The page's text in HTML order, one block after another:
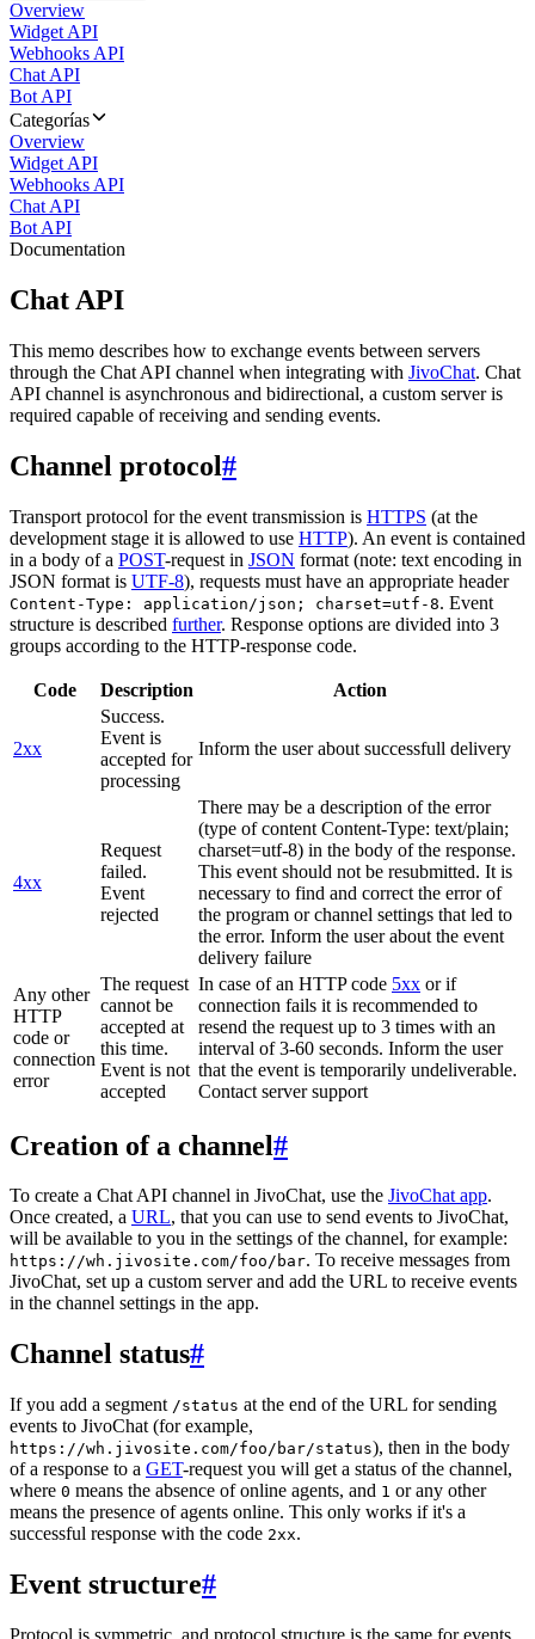
Overview
Widget API
Webhooks API
Chat API
Bot API
Categorías
Overview
Widget API
Webhooks API
Chat API
Bot API
Documentation
Chat API
This memo describes how to exchange events between servers
through the Chat API channel when integrating with JivoChat. Chat
API channel is asynchronous and bidirectional, a custom server is
required capable of receiving and sending events.
Channel protocol#
Transport protocol for the event transmission is HTTPS (at the
development stage it is allowed to use HTTP). An event is contained
in a body of a POST-request in JSON format (note: text encoding in
JSON format is UTF-8), requests must have an appropriate header
Content-Type: application/json; charset=utf-8. Event
structure is described further. Response options are divided into 3
groups according to the HTTP-response code.
Code Description Action
2xx
Success.
Event is
accepted for
processing
Inform the user about successfull delivery
4xx
Request
failed.
Event
rejected
There may be a description of the error
(type of content Content-Type: text/plain;
charset=utf-8) in the body of the response.
This event should not be resubmitted. It is
necessary to find and correct the error of
the program or channel settings that led to
the error. Inform the user about the event
delivery failure
Any other
HTTP
code or
connection
error
The request
cannot be
accepted at
this time.
Event is not
accepted
In case of an HTTP code 5xx or if
connection fails it is recommended to
resend the request up to 3 times with an
interval of 3-60 seconds. Inform the user
that the event is temporarily undeliverable.
Contact server support
Creation of a channel#
To create a Chat API channel in JivoChat, use the JivoChat app.
Once created, a URL, that you can use to send events to JivoChat,
will be available to you in the settings of the channel, for example:
https://wh.jivosite.com/foo/bar. To receive messages from
JivoChat, set up a custom server and add the URL to receive events
in the channel settings in the app.
Channel status#
If you add a segment /status at the end of the URL for sending
events to JivoChat (for example,
https://wh.jivosite.com/foo/bar/status), then in the body
of a response to a GET-request you will get a status of the channel,
where 0 means the absence of online agents, and 1 or any other
means the presence of agents online. This only works if it's a
successful response with the code 2xx.
Event structure#
Protocol is symmetric, and protocol structure is the same for events